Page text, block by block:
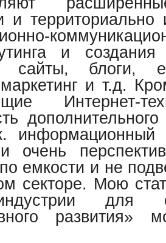
и
и создания
сайты, блоги,
и т.д.
Интернет-
информационный
очень
емкости и не
секторе. Мою
индустрии для
развития»